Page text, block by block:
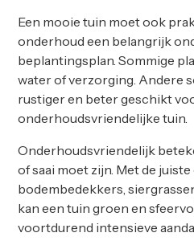
Een mooie tuin moet ook
onderhoud een belangrijk
beplantingsplan. Sommige
water of verzorging. Andere
rustiger en beter geschikt
onderhoudsvriendelijke tuin.
Onderhoudsvriendelijk
of saai moet zijn. Met de
bodembedekkers,
kan een tuin groen en
voortdurend intensieve